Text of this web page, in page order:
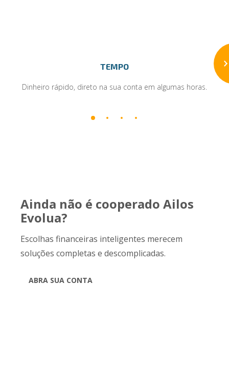
TEMPO
Dinheiro rápido, direto na sua conta em algumas horas.
Ainda não é cooperado Ailos
Evolua?
Escolhas financeiras inteligentes merecem
soluções completas e descomplicadas.
ABRA SUA CONTA